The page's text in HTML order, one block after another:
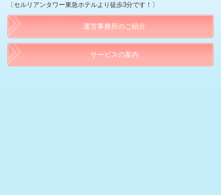
〔セルリアンタワー東急ホテルより徒歩3分です！〕
運営事務所のご紹介
サービスの案内